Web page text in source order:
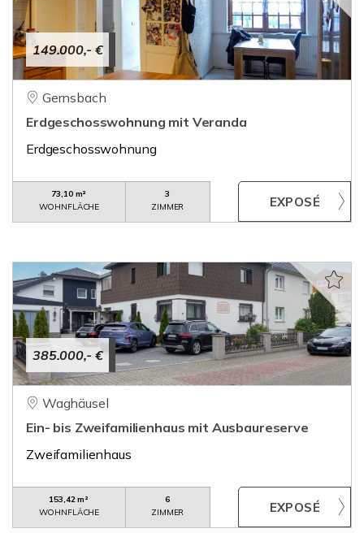
149.000,- €
Gernsbach
Erdgeschosswohnung mit Veranda
Erdgeschosswohnung
73,10 m²
WOHNFLÄCHE
3
ZIMMER
385.000,- €
Waghäusel
Ein- bis Zweifamilienhaus mit Ausbaureserve
Zweifamilienhaus
153,42 m²
WOHNFLÄCHE
6
ZIMMER